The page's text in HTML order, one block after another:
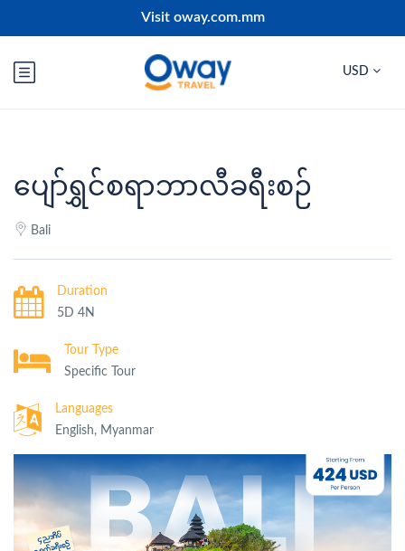
Visit oway.com.mm
USD
ပျော်ရွှင်စရာဘာလီခရီးစဉ်
Bali
Duration
5D 4N
Tour Type
Specific Tour
Languages
English, Myanmar